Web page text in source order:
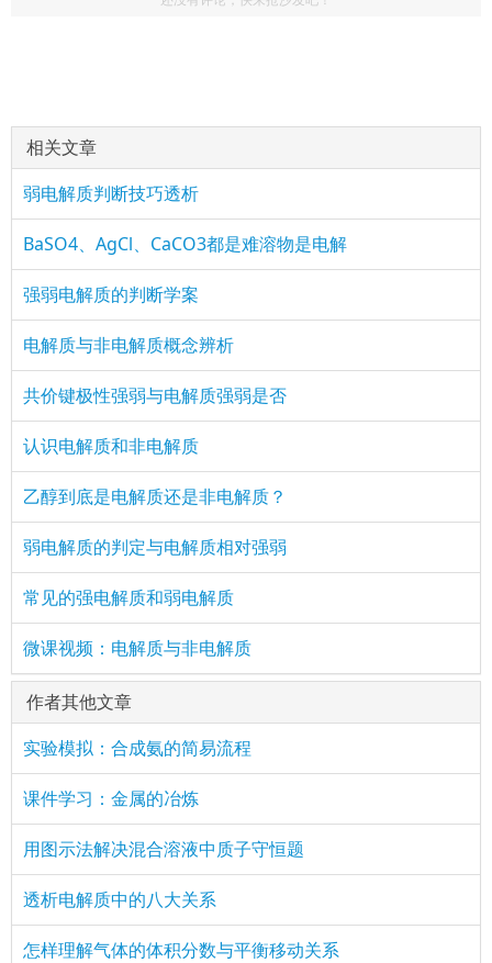
相关文章
弱电解质判断技巧透析
BaSO4、AgCl、CaCO3都是难溶物是电解
强弱电解质的判断学案
电解质与非电解质概念辨析
共价键极性强弱与电解质强弱是否
认识电解质和非电解质
乙醇到底是电解质还是非电解质？
弱电解质的判定与电解质相对强弱
常见的强电解质和弱电解质
微课视频：电解质与非电解质
作者其他文章
实验模拟：合成氨的简易流程
课件学习：金属的冶炼
用图示法解决混合溶液中质子守恒题
透析电解质中的八大关系
怎样理解气体的体积分数与平衡移动关系